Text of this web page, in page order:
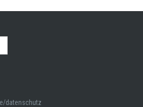
datenschutz